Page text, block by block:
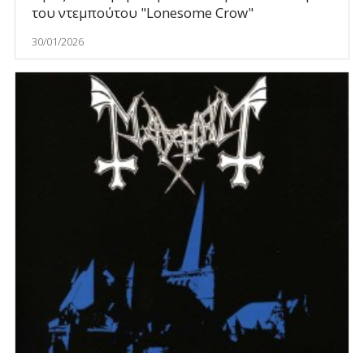
του ντεμπούτου "Lonesome Crow"
30/01/2026